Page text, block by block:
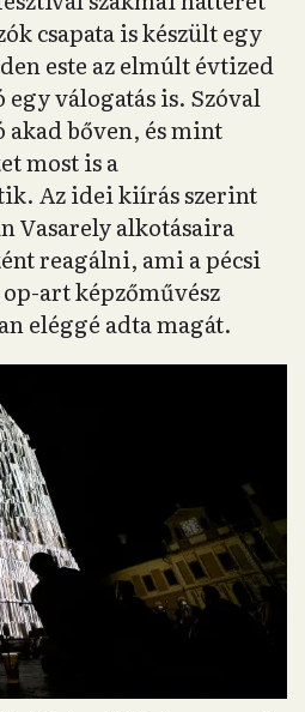
csapata is készült egy
este az elmúlt évtized
válogatás is. Szóval
bőven, és mint
most is a
Az idei kiírás szerint
Vasarely alkotásaira
reagálni, ami a pécsi
art képzőművész
eléggé adta magát.